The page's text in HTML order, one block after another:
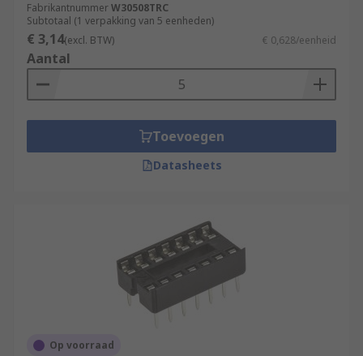
FabrikantnummerW30508TRC
Subtotaal (1 verpakking van 5 eenheden)
€ 3,14(excl. BTW) € 0,628/eenheid
Aantal
Toevoegen
Datasheets
Op voorraad